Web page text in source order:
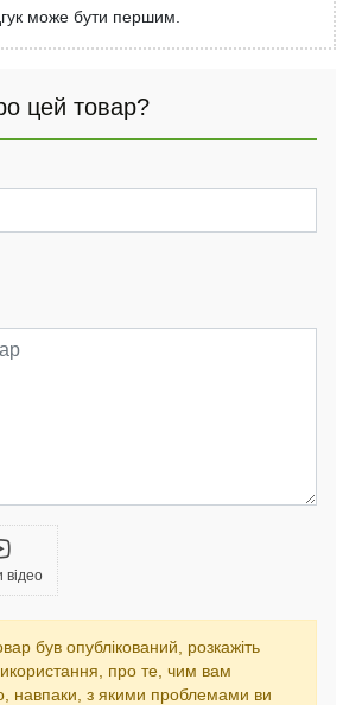
може бути першим.
цей товар?
відео
був опублікований, розкажіть
про те, чим вам
навпаки, з якими проблемами ви